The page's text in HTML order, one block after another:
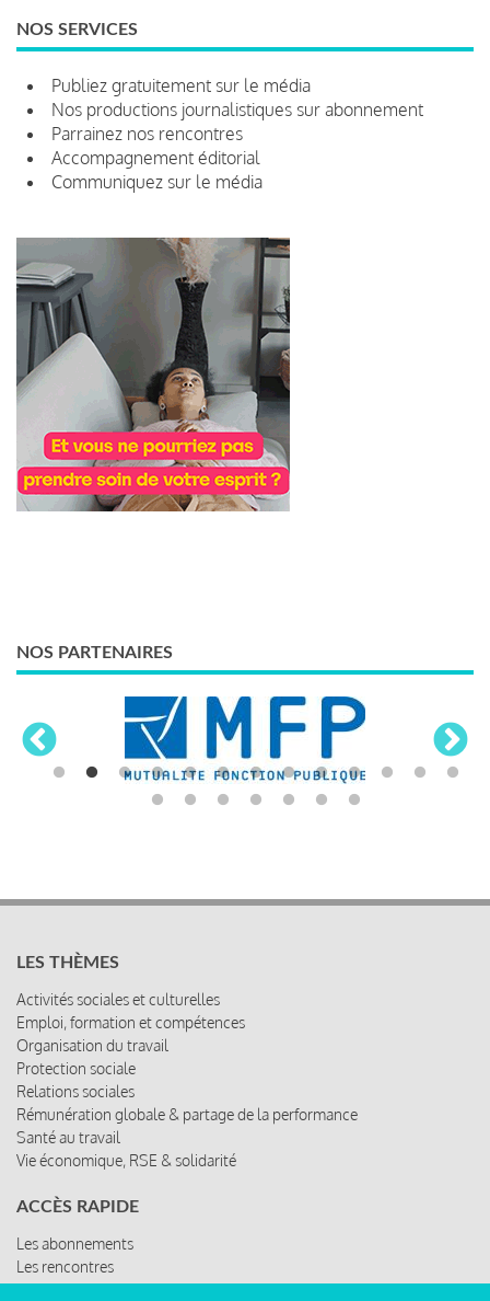
NOS SERVICES
Publiez gratuitement sur le média
Nos productions journalistiques sur abonnement
Parrainez nos rencontres
Accompagnement éditorial
Communiquez sur le média
NOS PARTENAIRES
Activités sociales et culturelles
Emploi, formation et compétences
Organisation du travail
Protection sociale
Relations sociales
Rémunération globale & partage de la performance
Santé au travail
Les abonnements
Les rencontres